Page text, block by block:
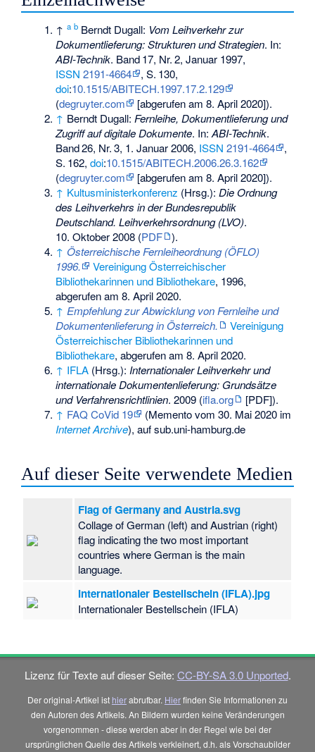
↑a b Berndt Dugall: Vom Leihverkehr zur
Dokumentlieferung: Strukturen und Strategien. In:
ABI-Technik. Band17, Nr.2, Januar 1997,
ISSN 2191-4664 ,S. 130,
doi:10.1515/ABITECH.1997.17.2.129
(degruyter.com
[abgerufen am 8. April 2020]).
↑ Berndt Dugall: Fernleihe, Dokumentlieferung und
Zugriff auf digitale Dokumente. In:ABI-Technik.
Band26, Nr.3, 1. Januar 2006, ISSN 2191-4664
,
S. 162,doi:10.1515/ABITECH.2006.26.3.162
(degruyter.com
[abgerufen am 8. April 2020]).
↑ Kultusministerkonferenz (Hrsg.):Die Ordnung
des Leihverkehrs in der Bundesrepublik
Deutschland. Leihverkehrsordnung (LVO).
10. Oktober 2008 (PDF
).
↑ Österreichische Fernleiheordnung (ÖFLO)
1996.
Vereinigung Österreichischer
Bibliothekarinnen und Bibliothekare, 1996,
abgerufen am 8. April 2020.
↑ Empfehlung zur Abwicklung von Fernleihe und
Dokumentenlieferung in Österreich.
Vereinigung
Österreichischer Bibliothekarinnen und
Bibliothekare, abgerufen am 8. April 2020.
↑ IFLA (Hrsg.): Internationaler Leihverkehr und
internationale Dokumentenlieferung: Grundsätze
und Verfahrensrichtlinien. 2009 (ifla.org
[PDF]).
↑ FAQ CoVid 19 (Mementovom 30. Mai 2020 im
Internet Archive), auf sub.uni-hamburg.de
Auf dieser Seite verwendete Medien
Flag of Germany and Austria.svg
Collage of German (left) and Austrian (right)
flag indicating the two most important
countries where German is the main
language.
Internationaler Bestellschein (IFLA).jpg
Internationaler Bestellschein (IFLA)
Lizenz für Texte auf dieser Seite: CC-BY-SA 3.0 Unported.
Der original-Artikel ist hierabrufbar. Hierfinden Sie Informationen zu
den Autoren des Artikels. An Bildern wurden keine Veränderungen
vorgenommen - diese werden aber in der Regel wie bei der
ursprünglichen Quelle des Artikels verkleinert, d.h. als Vorschaubilder